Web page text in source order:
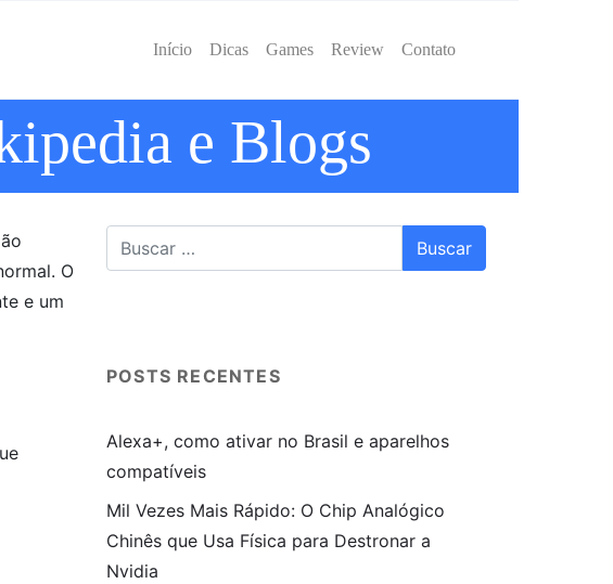
Início Dicas Games Review Contato
e Blogs
O
e um
POSTS RECENTES
Alexa+, como ativar no Brasil e aparelhos
compatíveis
Mil Vezes Mais Rápido: O Chip Analógico
Chinês que Usa Física para Destronar a
Nvidia